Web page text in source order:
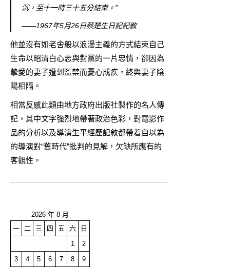
沉，至十一時三十五分結束。”
——1967年5月26日蔡楚生日記記敘
他並沒有如老舍般以浪漫主義的方式結束自己
生命以昭清白心志與對黨的一片忠情，卻因為
摯愛的妻子遭到監禁而憂心成疾，終與妻子陰
陽相隔。
相當反感此類由地方政府出版社製作的名人傳
記，其中文字強烈地帶著政治色彩，對電影作
品的分析以及導演生平經歷記敘都帶着自以為
的導演對“舊時代”批判的見解，欠缺所應有的
客觀性。
2026 年 8 月
一 二 三 四 五 六
日
1
2
3
4 5 6 7 8 9